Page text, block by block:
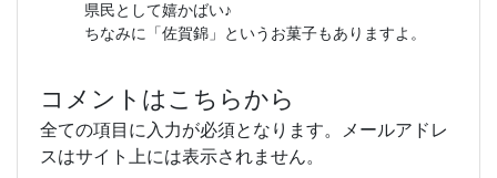
県民として嬉かばい♪
ちなみに「佐賀錦」というお菓子もありますよ。
コメントはこちらから
全ての項目に入力が必須となります。メールアドレ
スはサイト上には表示されません。